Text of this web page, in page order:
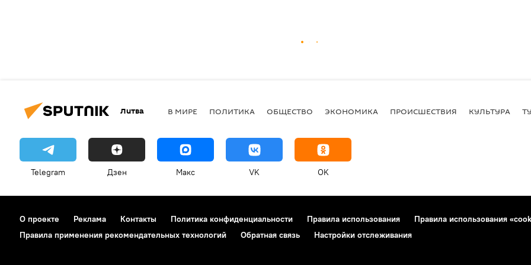
Литва В МИРЕ ПОЛИТИКА ОБЩЕСТВО ЭКОНОМИКА ПРОИСШЕСТВИЯ КУЛЬТУРА
Telegram Дзен Макс VK OK
О проекте Реклама Контакты Политика конфиденциальности Правила использования
Правила использования
Правила применения рекомендательных технологий
Обратная связь Настройки отслеживания